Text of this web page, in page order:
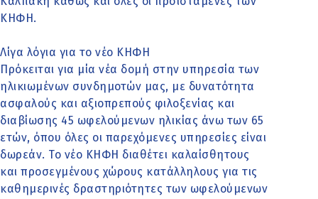
ΚΗΦΗ.
Λίγα λόγια για το νέο ΚΗΦΗ
Πρόκειται για μία νέα δομή στην υπηρεσία των
ηλικιωμένων συνδημοτών μας, με δυνατότητα
ασφαλούς και αξιοπρεπούς φιλοξενίας και
διαβίωσης 45 ωφελούμενων ηλικίας άνω των 65
ετών, όπου όλες οι παρεχόμενες υπηρεσίες είναι
δωρεάν. Το νέο ΚΗΦΗ διαθέτει καλαίσθητους
και προσεγμένους χώρους κατάλληλους για τις
καθημερινές δραστηριότητες των ωφελούμενων